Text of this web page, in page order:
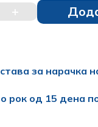
+
за нарачка
рок од 15 дена